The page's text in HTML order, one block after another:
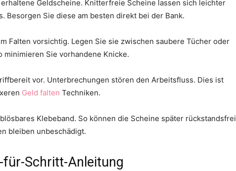
Geldscheine. Knitterfreie Scheine lassen sich leichter
Besorgen Sie diese am besten direkt bei der Bank.
Falten vorsichtig. Legen Sie sie zwischen saubere Tücher oder
minimieren Sie vorhandene Knicke.
vor. Unterbrechungen stören den Arbeitsfluss. Dies ist
Geld falten Techniken.
Klebeband. So können die Scheine später rückstandsfrei
bleiben unbeschädigt.
Schritt-Anleitung